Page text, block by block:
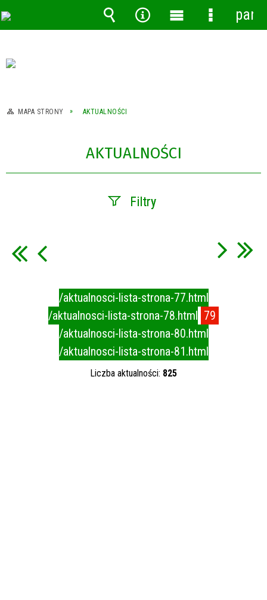
MAPA STRONY AKTUALNOŚCI
AKTUALNOŚCI
Filtry
Kategoria
/aktualnosci-lista-strona-77.html
/aktualnosci-lista-strona-78.html 79
/aktualnosci-lista-strona-80.html
/aktualnosci-lista-strona-81.html
Liczba aktualności: 825
Wyszukiwarka
Narzędzia
MenuMenu